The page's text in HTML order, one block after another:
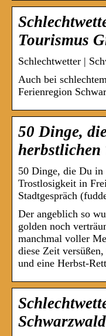
Tourismus
Schlechtwetter |
Auch bei
Ferienregion
50 Dinge,
50 Dinge, die Du in
Trostlosigkeit in
Stadtgespräch
Der angeblich so
golden noch
manchmal voller
diese Zeit
und eine Herbst-